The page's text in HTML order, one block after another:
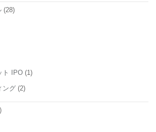
(28)
ト IPO (1)
ング (2)